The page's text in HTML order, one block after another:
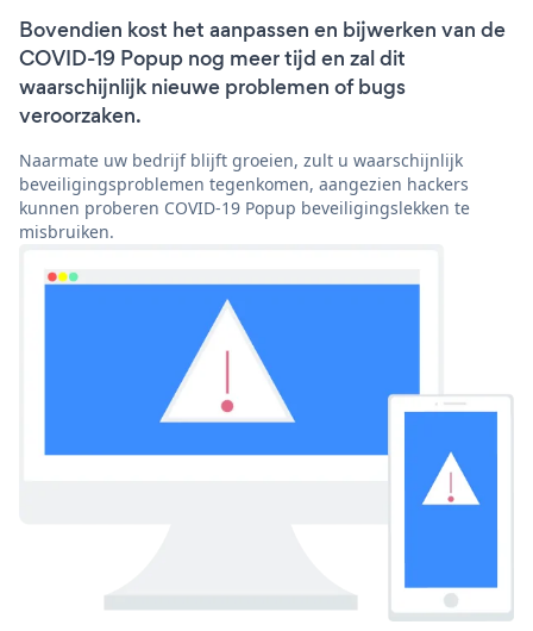
Bovendien kost het aanpassen en bijwerken van de
COVID-19 Popup nog meer tijd en zal dit
waarschijnlijk nieuwe problemen of bugs
veroorzaken.
Naarmate uw bedrijf blijft groeien, zult u waarschijnlijk
beveiligingsproblemen tegenkomen, aangezien hackers
kunnen proberen COVID-19 Popup beveiligingslekken te
misbruiken.